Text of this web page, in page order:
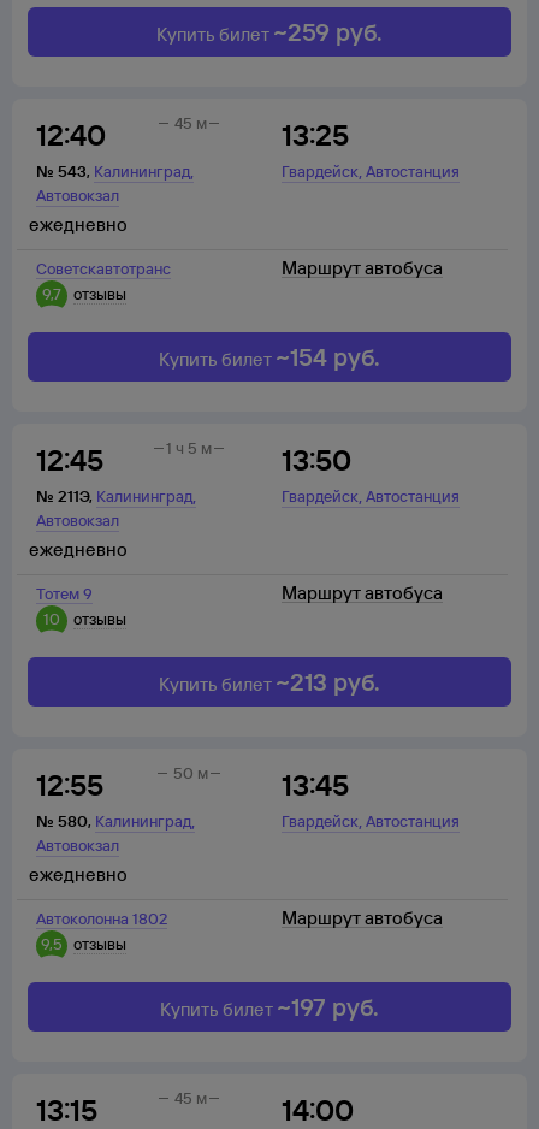
Купить билет ~259 руб.
12:40
№ 543, Калининград,
Автовокзал
13:25
Гвардейск,Автостанция
45 м
Советскавтотранc
9,7
отзывы
ежедневно
Маршрут автобуса
Купить билет ~154 руб.
12:45
№ 211Э, Калининград,
Автовокзал
13:50
Гвардейск,Автостанция
1 ч 5 м
Тотем 9
10
отзывы
ежедневно
Маршрут автобуса
Купить билет ~213 руб.
12:55
№ 580, Калининград,
Автовокзал
13:45
Гвардейск,Автостанция
50 м
Автоколонна 1802
9,5
отзывы
ежедневно
Маршрут автобуса
Купить билет ~197 руб.
13:15 14:00
45 м